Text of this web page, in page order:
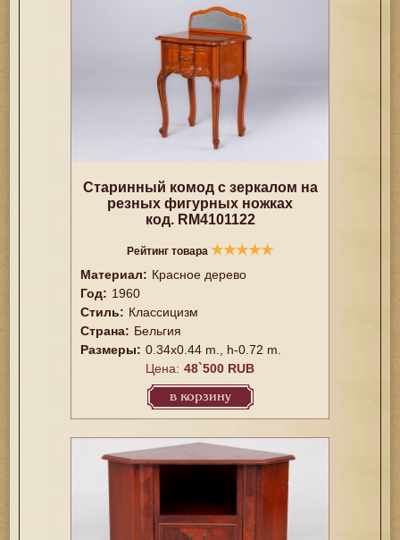
Старинный комод с зеркалом на
резных фигурных ножках
код. RM4101122
Рейтинг товара ★★★★★
Материал: Красное дерево
Год: 1960
Стиль: Классицизм
Страна: Бельгия
Размеры: 0.34x0.44 m., h-0.72 m.
Цена: 48`500 RUB
в корзину